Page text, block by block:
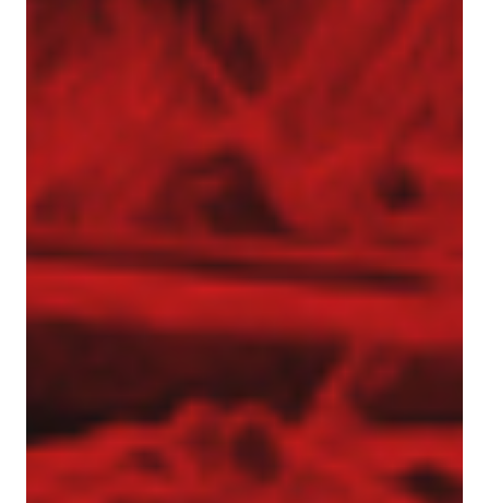
Gwoździe gruntowe
Ściągi gruntowe
Siatki stalowe – zabezpieczenie zboczy
Torkret – beton natryskowy
Przesłony przeciwfiltracyjne i iniekcje gruntu
Iniekcja uszczelniająca
Jet grouting – wzmacnianie gruntu
Przesłony DSM
Wypełnianie pustek
Pale i mikropale geotermalne
Torkret – beton natryskowy